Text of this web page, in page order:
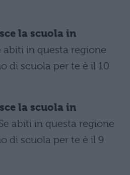
la scuola in
abiti in questa regione
di scuola per te è il 10
la scuola in
abiti in questa regione
di scuola per te è il 9